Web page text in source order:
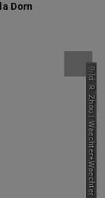
Dorn
Bild: R. Zhou | Waechter+Waechter Architekten